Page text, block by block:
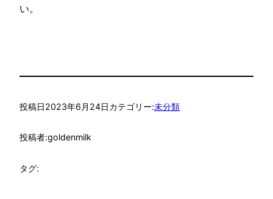
い。
投稿日2023年6月24日カテゴリー:未分類
投稿者:goldenmilk
タグ: